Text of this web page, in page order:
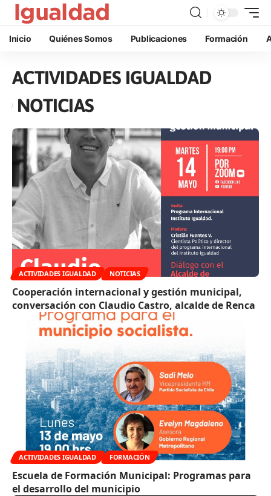
Inicio Quiénes Somos Publicaciones Formación
ACTIVIDADES IGUALDAD
NOTICIAS
ACTIVIDADES IGUALDAD NOTICIAS
Cooperación internacional y gestión municipal,
conversación con Claudio Castro, alcalde de Renca
ACTIVIDADES IGUALDAD FORMACIÓN
Escuela de Formación Municipal: Programas para
el desarrollo del municipio